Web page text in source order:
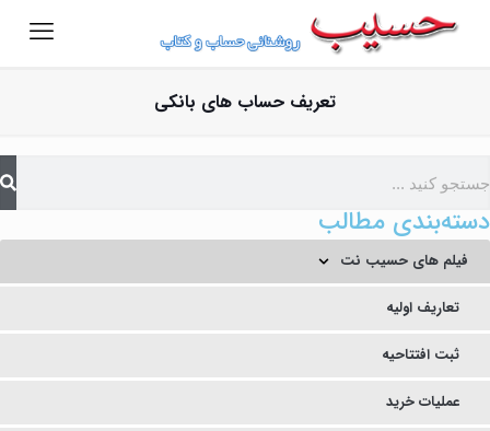
تعریف حساب های بانکی
دسته‌بندی مطالب
فیلم های حسیب نت
تعاریف اولیه
ثبت افتتاحیه
عملیات خرید